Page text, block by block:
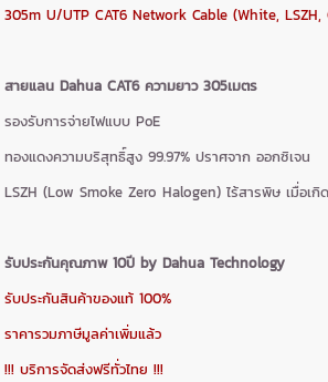
305m U/UTP CAT6 Network Cable (White, LSZH,
สายแลน Dahua CAT6 ความยาว 305เมตร
รองรับการจ่ายไฟแบบ PoE
ทองแดงความบริสุทธิ์สูง 99.97% ปราศจาก ออกซิเจน
LSZH (Low Smoke Zero Halogen) ไร้สารพิษ เมื่อเกิ
รับประกันคุณภาพ 10ปี by Dahua Technology
รับประกันสินค้าของแท้ 100%
ราคารวมภาษีมูลค่าเพิ่มแล้ว
!!! บริการจัดส่งฟรีทั่วไทย !!!